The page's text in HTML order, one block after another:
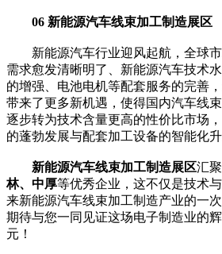
06 新能源汽车线束加工制造展区
新能源汽车行业迎风起航，全球市
需求愈发清晰明了、新能源汽车技术
的增强、电池电机等配套服务的完善
带来了更多新机遇，使得国内汽车线
逐步转为技术含量更高的性价比市场
的蓬勃发展与配套加工设备的智能化升
新能源汽车线束加工制造展区汇
林、中厚等优秀企业，这不仅是技术
来新能源汽车线束加工制造产业的一
期待与您一同见证这场电子制造业的
元！